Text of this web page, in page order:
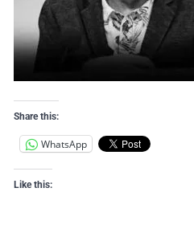
Share this:
WhatsApp
Like this: